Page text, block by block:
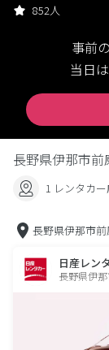
852人
事前
当日
長野県伊那市
1 レンタカ
長野県伊那市前
日産レン
長野県伊